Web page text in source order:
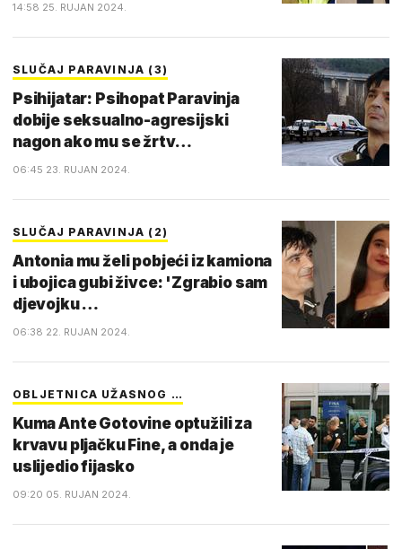
14:58 25. RUJAN 2024.
SLUČAJ PARAVINJA (3)
Psihijatar: Psihopat Paravinja
dobije seksualno-agresijski
nagon ako mu se žrtv…
06:45 23. RUJAN 2024.
SLUČAJ PARAVINJA (2)
Antonia mu želi pobjeći iz kamiona
i ubojica gubi živce: 'Zgrabio sam
djevojku …
06:38 22. RUJAN 2024.
OBLJETNICA UŽASNOG …
Kuma Ante Gotovine optužili za
krvavu pljačku Fine, a onda je
uslijedio fijasko
09:20 05. RUJAN 2024.